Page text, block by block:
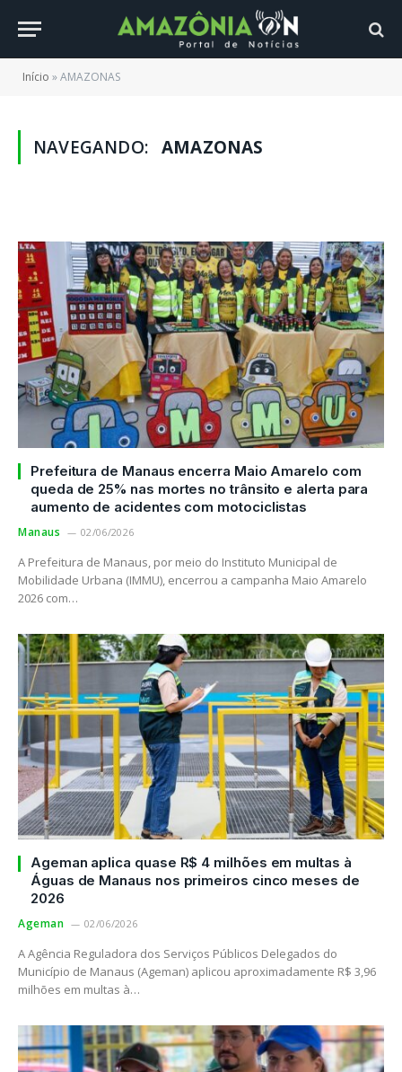
Início »AMAZONAS
NAVEGANDO: AMAZONAS
Prefeitura de Manaus encerra Maio Amarelo com
queda de 25% nas mortes no trânsito e alerta para
aumento de acidentes com motociclistas
Manaus 02/06/2026
A Prefeitura de Manaus, por meio do Instituto Municipal de
Mobilidade Urbana (IMMU), encerrou a campanha Maio Amarelo
2026 com…
Ageman aplica quase R$ 4 milhões em multas à
Águas de Manaus nos primeiros cinco meses de
2026
Ageman 02/06/2026
A Agência Reguladora dos Serviços Públicos Delegados do
Município de Manaus (Ageman) aplicou aproximadamente R$ 3,96
milhões em multas à…